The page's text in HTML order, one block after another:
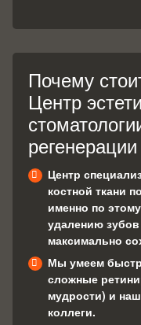
Почему
Центр
Центр
костной ткани
именно по
удалению
максимально
Мы умеем
сложные
мудрости) и
коллеги.